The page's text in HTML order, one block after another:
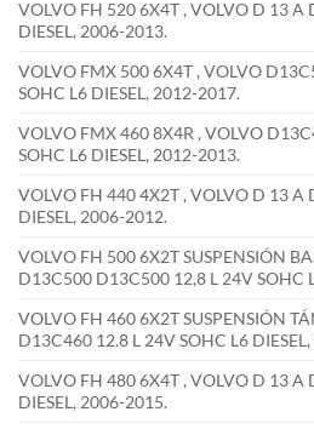
VOLVO FH 520 6X4T , VOLVO D 13 A
DIESEL, 2006-2013.
VOLVO FMX 500 6X4T , VOLVO
SOHC L6 DIESEL, 2012-2017.
VOLVO FMX 460 8X4R , VOLVO
SOHC L6 DIESEL, 2012-2013.
VOLVO FH 440 4X2T , VOLVO D 13 A
DIESEL, 2006-2012.
VOLVO FH 500 6X2T SUSPENSIÓN
D13C500 D13C500 12,8 L 24V SOHC
VOLVO FH 460 6X2T SUSPENSIÓN
D13C460 12.8 L 24V SOHC L6
VOLVO FH 480 6X4T , VOLVO D 13 A
DIESEL, 2006-2015.